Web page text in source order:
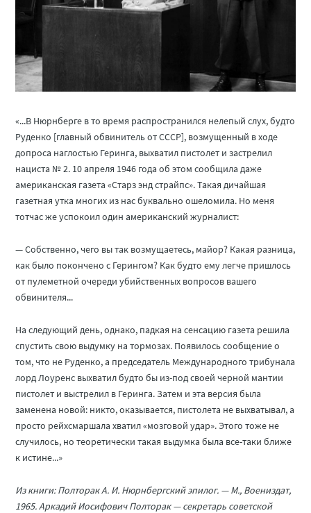
«...В Нюрнберге в то время распространился нелепый слух, будто
Руденко [главный обвинитель от СССР], возмущенный в ходе
допроса наглостью Геринга, выхватил пистолет и застрелил
нациста № 2. 10 апреля 1946 года об этом сообщила даже
американская газета «Старз энд страйпс». Такая дичайшая
газетная утка многих из нас буквально ошеломила. Но меня
тотчас же успокоил один американский журналист:
— Собственно, чего вы так возмущаетесь, майор? Какая разница,
как было покончено с Герингом? Как будто ему легче пришлось
от пулеметной очереди убийственных вопросов вашего
обвинителя...
На следующий день, однако, падкая на сенсацию газета решила
спустить свою выдумку на тормозах. Появилось сообщение о
том, что не Руденко, а председатель Международного трибунала
лорд Лоуренс выхватил будто бы из-под своей черной мантии
пистолет и выстрелил в Геринга. Затем и эта версия была
заменена новой: никто, оказывается, пистолета не выхватывал, а
просто рейхсмаршала хватил «мозговой удар». Этого тоже не
случилось, но теоретически такая выдумка была все-таки ближе
к истине...»
Из книги: Полторак А. И. Нюрнбергский эпилог. — М., Воениздат,
1965. Аркадий Иосифович Полторак — секретарь советской